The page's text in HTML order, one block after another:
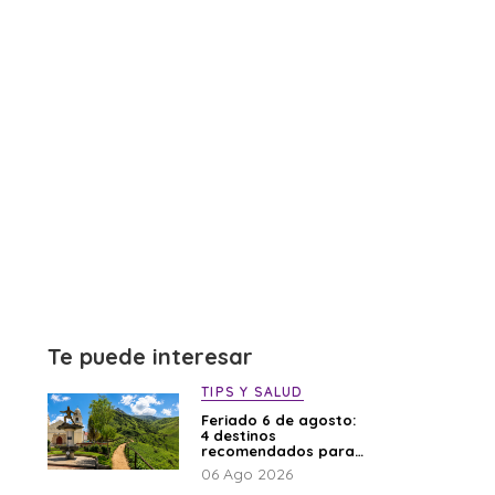
Te puede interesar
TIPS Y SALUD
Feriado 6 de agosto:
4 destinos
recomendados para
disfrutar el descanso
06 Ago 2026